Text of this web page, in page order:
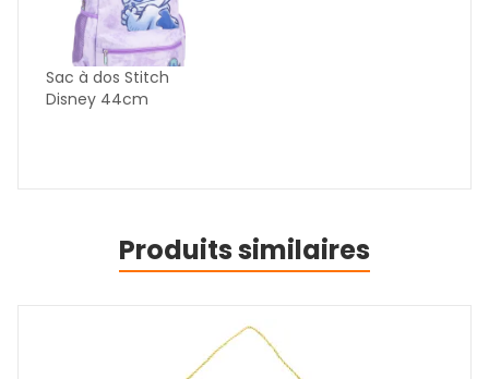
Sac à dos Stitch
Disney 44cm
Produits similaires